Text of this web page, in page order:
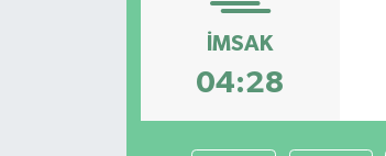
İMSAK
04:28